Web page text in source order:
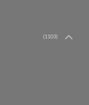
(1103)